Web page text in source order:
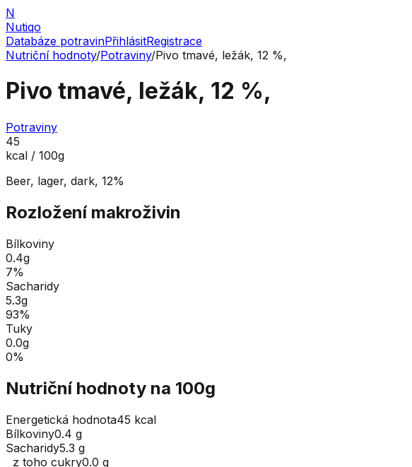
N
Nutiqo
Databáze potravinPřihlásitRegistrace
Nutriční hodnoty/Potraviny/Pivo tmavé, ležák, 12 %,
Pivo tmavé, ležák, 12 %,
Potraviny
45
kcal / 100g
Beer, lager, dark, 12%
Rozložení makroživin
Bílkoviny
0.4g
7%
Sacharidy
5.3g
93%
Tuky
0.0g
0%
Nutriční hodnoty na 100g
Energetická hodnota45 kcal
Bílkoviny0.4 g
Sacharidy5.3 g
z toho cukry0.0 g